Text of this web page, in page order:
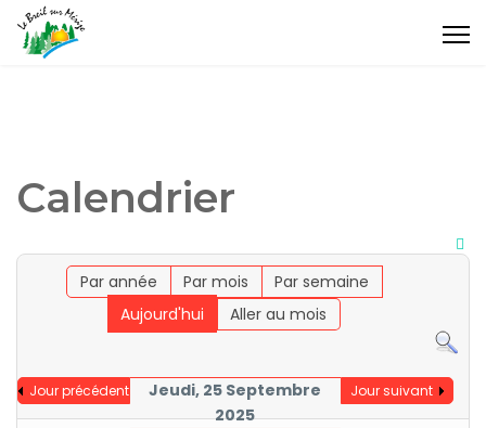
Calendrier
Par année Par mois
Par semaine
Aujourd'hui
Aller au mois
Jour précédent
Jeudi, 25 Septembre
2025
Jour suivant